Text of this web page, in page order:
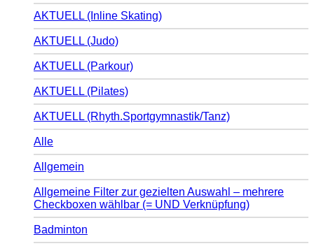
AKTUELL (Inline Skating)
AKTUELL (Judo)
AKTUELL (Parkour)
AKTUELL (Pilates)
AKTUELL (Rhyth.Sportgymnastik/Tanz)
Alle
Allgemein
Allgemeine Filter zur gezielten Auswahl – mehrere
Checkboxen wählbar (= UND Verknüpfung)
Badminton